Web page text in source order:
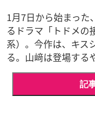
1月7日から始まった
るドラマ「トドメの
系）。今作は、キス
る。山﨑は登場する
記